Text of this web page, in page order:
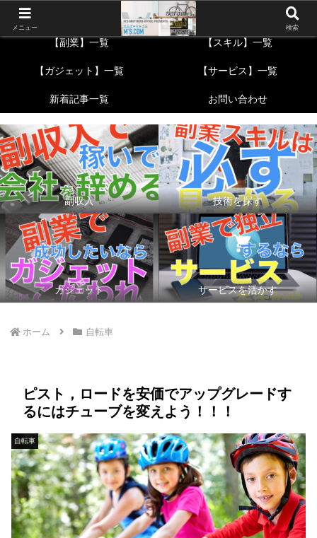
【副業】一覧 【スキル】一覧
【ガジェット】一覧 【サービス】一覧
新着記事一覧 お問い合わせ
副収入 技術を探す
ガジェット サービスを活かす
ホーム 自転車
ピスト，ロードを安価でアップグレードす
るにはチューブを変えよう！！！
自転車
メニュー 検索